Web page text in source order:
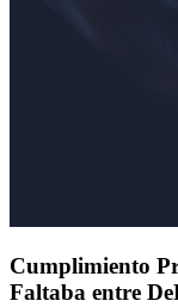
Cumplimiento
Faltaba entre